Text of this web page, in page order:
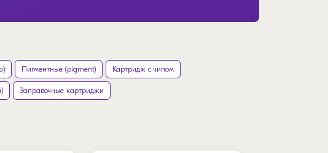
Пигментные (pigment) Картридж с чипом
Заправочные картриджи